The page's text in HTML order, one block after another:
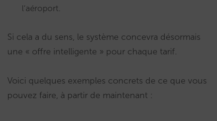
l’aéroport.
Si cela a du sens, le système concevra désormais
une « offre intelligente » pour chaque tarif.
Voici quelques exemples concrets de ce que vous
pouvez faire, à partir de maintenant :